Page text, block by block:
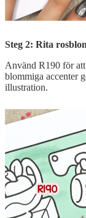
Steg 2: Rita
Använd R190 för att
blommiga accenter
illustration.